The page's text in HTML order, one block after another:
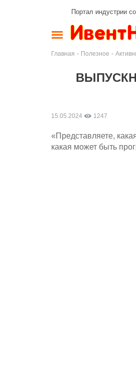
Портал индустрии
Главная - Полезное -
15.05.2024 1247
«Представляете,
какая может быть